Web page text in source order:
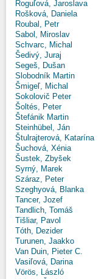
Roguľová, Jaroslava
Rošková, Daniela
Roubal, Petr
Sabol, Miroslav
Schvarc, Michal
Šedivý, Juraj
Segeš, Dušan
Slobodník Martin
Šmigeľ, Michal
Sokolovič Peter
Šoltés, Peter
Štefánik Martin
Steinhübel, Ján
Štulrajterová, Katarína
Šuchová, Xénia
Šustek, Zbyšek
Syrný, Marek
Száraz, Peter
Szeghyová, Blanka
Tancer, Jozef
Tandlich, Tomáš
Tišliar, Pavol
Tóth, Dezider
Turunen, Jaakko
Van Duin, Pieter C.
Vasiľová, Darina
Vörös, László